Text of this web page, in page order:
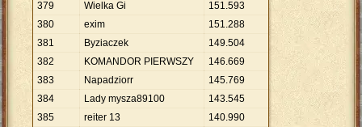
379
Wielka Gi 151.593
380
exim 151.288
381
Byziaczek 149.504
382
KOMANDOR PIERWSZY 146.669
383
Napadziorr 145.769
384
Lady mysza89100 143.545
385
reiter 13 140.990